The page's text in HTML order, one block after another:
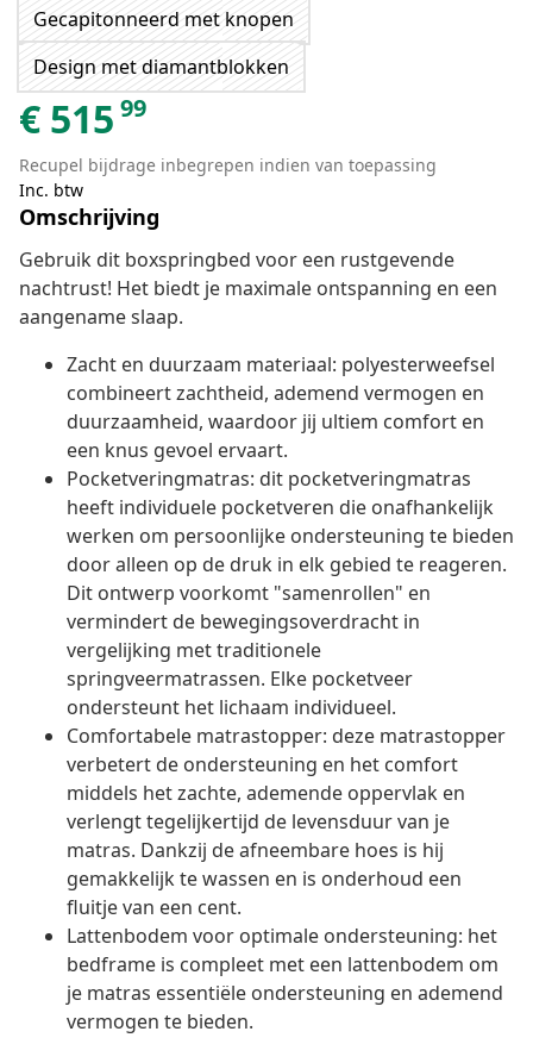
Gecapitonneerd met knopen
Design met diamantblokken
€ 515 99
Recupel bijdrage inbegrepen indien van toepassing
Inc. btw
Omschrijving
Gebruik dit boxspringbed voor een rustgevende
nachtrust! Het biedt je maximale ontspanning en een
aangename slaap.
Zacht en duurzaam materiaal: polyesterweefsel
combineert zachtheid, ademend vermogen en
duurzaamheid, waardoor jij ultiem comfort en
een knus gevoel ervaart.
Pocketveringmatras: dit pocketveringmatras
heeft individuele pocketveren die onafhankelijk
werken om persoonlijke ondersteuning te bieden
door alleen op de druk in elk gebied te reageren.
Dit ontwerp voorkomt "samenrollen" en
vermindert de bewegingsoverdracht in
vergelijking met traditionele
springveermatrassen. Elke pocketveer
ondersteunt het lichaam individueel.
Comfortabele matrastopper: deze matrastopper
verbetert de ondersteuning en het comfort
middels het zachte, ademende oppervlak en
verlengt tegelijkertijd de levensduur van je
matras. Dankzij de afneembare hoes is hij
gemakkelijk te wassen en is onderhoud een
fluitje van een cent.
Lattenbodem voor optimale ondersteuning: het
bedframe is compleet met een lattenbodem om
je matras essentiële ondersteuning en ademend
vermogen te bieden.